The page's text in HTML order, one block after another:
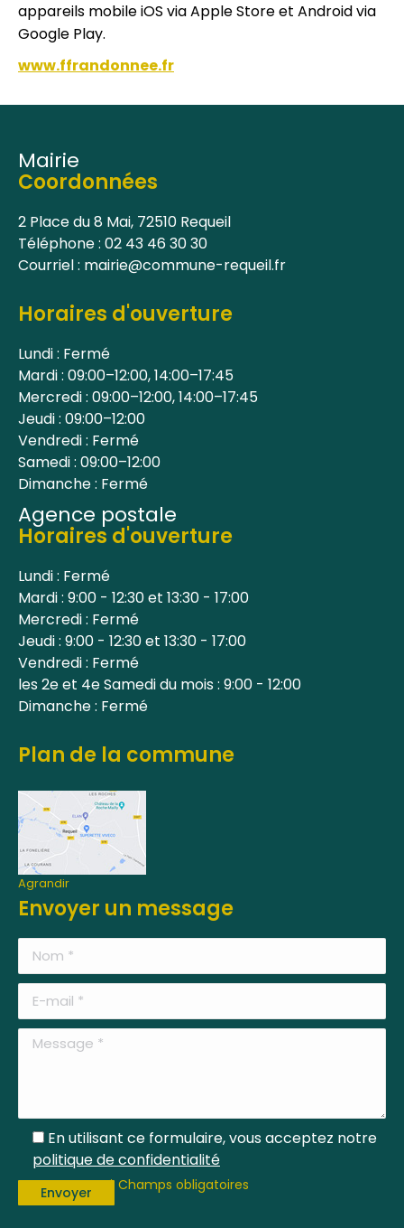
appareils mobile iOS via Apple Store et Android via
Google Play.
www.ffrandonnee.fr
Mairie
Coordonnées
2 Place du 8 Mai, 72510 Requeil
Téléphone : 02 43 46 30 30
Courriel : mairie@commune-requeil.fr
Horaires d'ouverture
Lundi : Fermé
Mardi : 09:00–12:00, 14:00–17:45
Mercredi : 09:00–12:00, 14:00–17:45
Jeudi : 09:00–12:00
Vendredi : Fermé
Samedi : 09:00–12:00
Dimanche : Fermé
Agence postale
Horaires d'ouverture
Lundi : Fermé
Mardi : 9:00 - 12:30 et 13:30 - 17:00
Mercredi : Fermé
Jeudi : 9:00 - 12:30 et 13:30 - 17:00
Vendredi : Fermé
les 2e et 4e Samedi du mois : 9:00 - 12:00
Dimanche : Fermé
Plan de la commune
Agrandir
Envoyer un message
En utilisant ce formulaire, vous acceptez notre
politique de confidentialité
* Champs obligatoires